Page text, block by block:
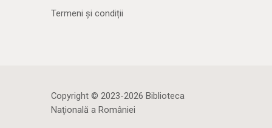
Termeni și condiții
Copyright © 2023-2026 Biblioteca
Naţională a României